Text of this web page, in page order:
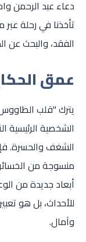
دعاء عبد الرحمن
تأخذنا في رحلة
الفقد، والبحث عن
عمق
يترك "قلب
الشخصية الرئيسية
الشغف والحسرة.
منسوجة من
أبعاد جديدة من
للأحداث، بل هو
وآمال.